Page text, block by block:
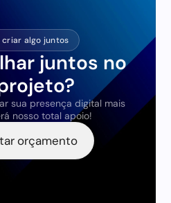
criar algo juntos
juntos no
sua presença digital mais
nosso total apoio!
orçamento